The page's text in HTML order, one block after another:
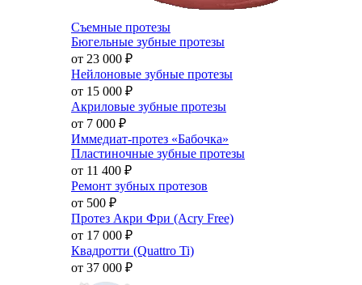
Съемные протезы
Бюгельные зубные протезы
от 23 000 ₽
Нейлоновые зубные протезы
от 15 000 ₽
Акриловые зубные протезы
от 7 000 ₽
Иммедиат-протез «Бабочка»
Пластиночные зубные протезы
от 11 400 ₽
Ремонт зубных протезов
от 500 ₽
Протез Акри Фри (Acry Free)
от 17 000 ₽
Квадротти (Quattro Ti)
от 37 000 ₽